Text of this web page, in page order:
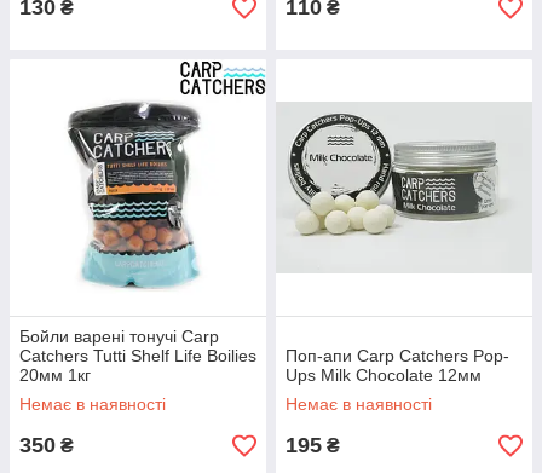
130 ₴ 110 ₴
Бойли варені тонучі Carp
Catchers Tutti Shelf Life Boilies
20мм 1кг
Немає в наявності
350 ₴
Поп-апи Carp Catchers Pop-
Ups Milk Chocolate 12мм
Немає в наявності
195 ₴